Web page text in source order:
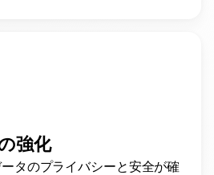
強化
タのプライバシーと安全が確